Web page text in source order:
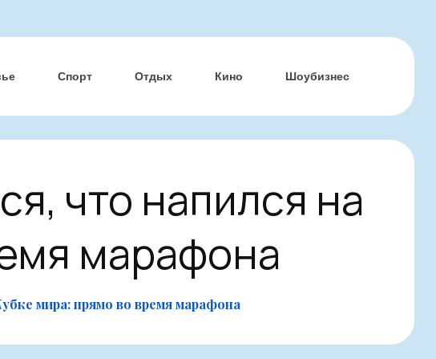
Спорт Отдых Кино Шоубизнес
что напился на
марафона
мира: прямо во время марафона